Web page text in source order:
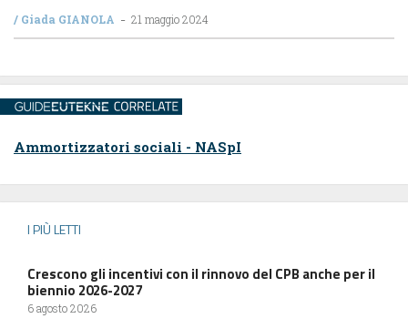
/ Giada GIANOLA - 21 maggio 2024
Ammortizzatori sociali - NASpI
I PIÙ LETTI
Crescono gli incentivi con il rinnovo del CPB anche per il
biennio 2026-2027
6 agosto 2026